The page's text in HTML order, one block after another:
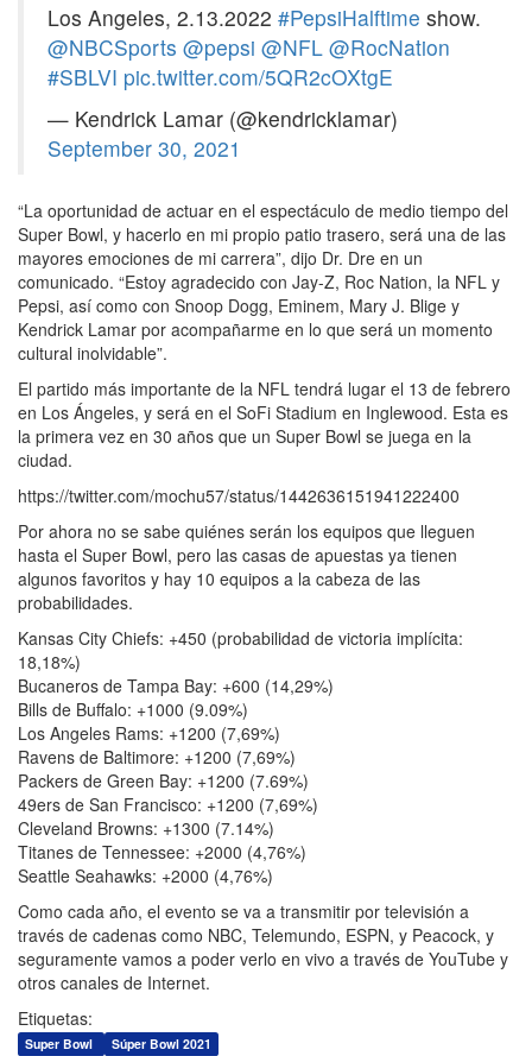
Los Angeles, 2.13.2022 #PepsiHalftime show.
@NBCSports @pepsi @NFL @RocNation
#SBLVI pic.twitter.com/5QR2cOXtgE
— Kendrick Lamar (@kendricklamar)
September 30, 2021
“La oportunidad de actuar en el espectáculo de medio tiempo del
Super Bowl, y hacerlo en mi propio patio trasero, será una de las
mayores emociones de mi carrera”, dijo Dr. Dre en un
comunicado. “Estoy agradecido con Jay-Z, Roc Nation, la NFL y
Pepsi, así como con Snoop Dogg, Eminem, Mary J. Blige y
Kendrick Lamar por acompañarme en lo que será un momento
cultural inolvidable”.
El partido más importante de la NFL tendrá lugar el 13 de febrero
en Los Ángeles, y será en el SoFi Stadium en Inglewood. Esta es
la primera vez en 30 años que un Super Bowl se juega en la
ciudad.
https://twitter.com/mochu57/status/1442636151941222400
Por ahora no se sabe quiénes serán los equipos que lleguen
hasta el Super Bowl, pero las casas de apuestas ya tienen
algunos favoritos y hay 10 equipos a la cabeza de las
probabilidades.
Kansas City Chiefs: +450 (probabilidad de victoria implícita:
18,18%)
Bucaneros de Tampa Bay: +600 (14,29%)
Bills de Buffalo: +1000 (9.09%)
Los Angeles Rams: +1200 (7,69%)
Ravens de Baltimore: +1200 (7,69%)
Packers de Green Bay: +1200 (7.69%)
49ers de San Francisco: +1200 (7,69%)
Cleveland Browns: +1300 (7.14%)
Titanes de Tennessee: +2000 (4,76%)
Seattle Seahawks: +2000 (4,76%)
Como cada año, el evento se va a transmitir por televisión a
través de cadenas como NBC, Telemundo, ESPN, y Peacock, y
seguramente vamos a poder verlo en vivo a través de YouTube y
otros canales de Internet.
Etiquetas:
Super Bowl Súper Bowl 2021